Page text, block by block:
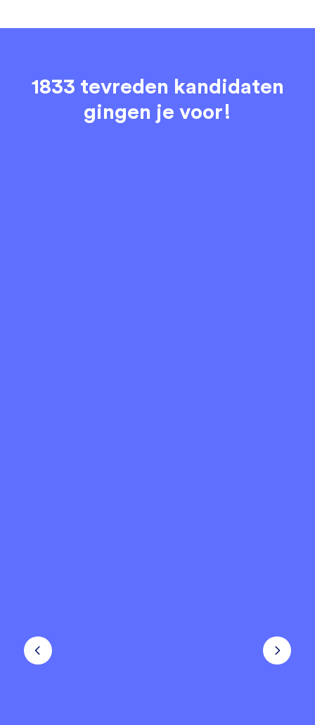
1833 tevreden kandidaten
gingen je voor!